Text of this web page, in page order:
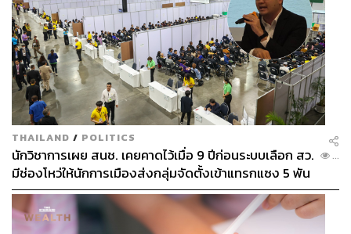
THAILAND / POLITICS
นักวิชาการเผย สนช. เคยคาดไว้เมื่อ 9 ปีก่อนระบบเลือก สว.
มีช่องโหว่ให้นักการเมืองส่งกลุ่มจัดตั้งเข้าแทรกแซง 5 พัน
ล้านยึดประเทศได้
...